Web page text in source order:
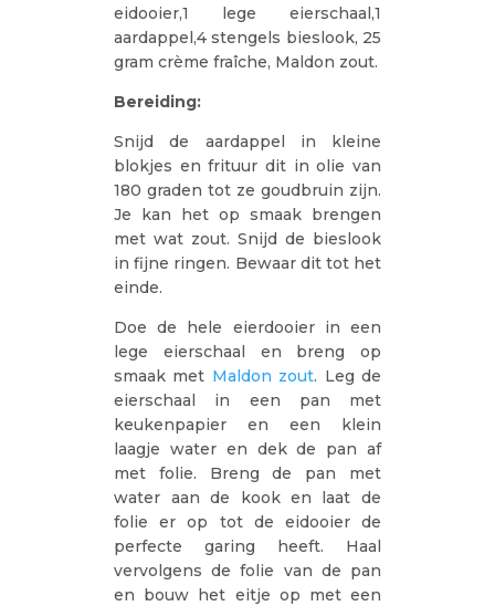
eidooier,1 lege eierschaal,1
aardappel,4 stengels bieslook, 25
gram crème fraîche, Maldon zout.
Bereiding:
Snijd de aardappel in kleine
blokjes en frituur dit in olie van
180 graden tot ze goudbruin zijn.
Je kan het op smaak brengen
met wat zout. Snijd de bieslook
in fijne ringen. Bewaar dit tot het
einde.
Doe de hele eierdooier in een
lege eierschaal en breng op
smaak met Maldon zout. Leg de
eierschaal in een pan met
keukenpapier en een klein
laagje water en dek de pan af
met folie. Breng de pan met
water aan de kook en laat de
folie er op tot de eidooier de
perfecte garing heeft. Haal
vervolgens de folie van de pan
en bouw het eitje op met een